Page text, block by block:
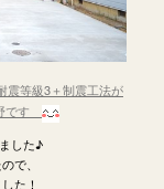
等級3＋制震工法が
です
した♪
で、
た！